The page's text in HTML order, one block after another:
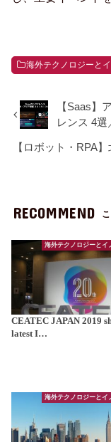
海外テクノロジーと
【Saas】
レンス 4選
【ロボット・RPA
RECOMMEND
海外テクノロジーとイ
CEATEC JAPAN 2019
latest I…
海外テクノロジーとイ